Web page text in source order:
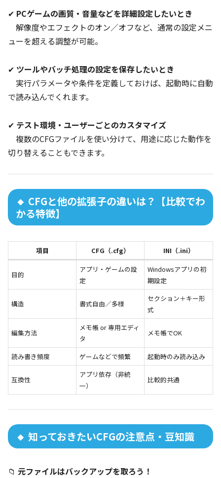
✔ PCゲームの画質・音量などを詳細設定したいとき
解像度やエフェクトのオン／オフなど、通常の設定メニ
ューを超える調整が可能。
✔ ツールやバッチ処理の設定を保存したいとき
実行パラメータや条件を定義しておけば、起動時に自動
で読み込んでくれます。
✔ テスト環境・ユーザーごとのカスタマイズ
複数のCFGファイルを使い分けて、用途に応じた動作を
切り替えることもできます。
🔸 CFGと他の拡張子の違いは？【比較でわ
かる特徴】
項目 CFG（.cfg） INI（.ini）
目的
アプリ・ゲームの設
定
Windowsアプリの初
期設定
構造 書式自由／多様
セクション＋キー形
式
編集方法
メモ帳 or 専用エディ
タ
メモ帳でOK
読み書き頻度 ゲームなどで頻繁 起動時のみ読み込み
互換性
アプリ依存（非統
一）
比較的共通
🔸 知っておきたいCFGの注意点・豆知識
📁 元ファイルはバックアップを取ろう！